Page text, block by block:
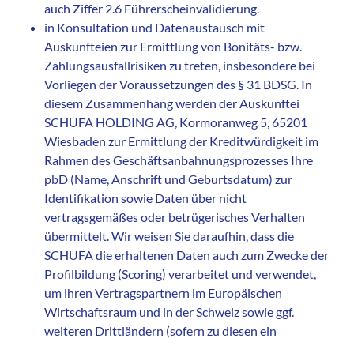
auch Ziffer 2.6 Führerscheinvalidierung.
in Konsultation und Datenaustausch mit
Auskunfteien zur Ermittlung von Bonitäts- bzw.
Zahlungsausfallrisiken zu treten, insbesondere bei
Vorliegen der Voraussetzungen des § 31 BDSG. In
diesem Zusammenhang werden der Auskunftei
SCHUFA HOLDING AG, Kormoranweg 5, 65201
Wiesbaden zur Ermittlung der Kreditwürdigkeit im
Rahmen des Geschäftsanbahnungsprozesses Ihre
pbD (Name, Anschrift und Geburtsdatum) zur
Identifikation sowie Daten über nicht
vertragsgemäßes oder betrügerisches Verhalten
übermittelt. Wir weisen Sie daraufhin, dass die
SCHUFA die erhaltenen Daten auch zum Zwecke der
Profilbildung (Scoring) verarbeitet und verwendet,
um ihren Vertragspartnern im Europäischen
Wirtschaftsraum und in der Schweiz sowie ggf.
weiteren Drittländern (sofern zu diesen ein